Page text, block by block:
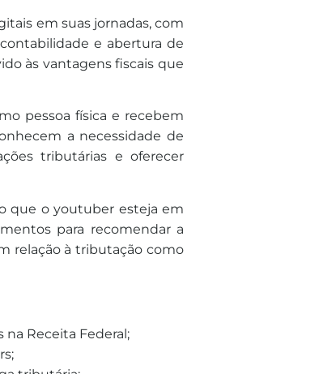
em suas jornadas, com
e abertura de
às vantagens fiscais que
pessoa física e recebem
a necessidade de
tributárias e oferecer
que o youtuber esteja em
para recomendar a
relação à tributação como
Receita Federal;